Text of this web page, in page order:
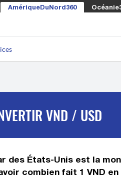
AmériqueDuNord360
VND / USD
des États-Unis est la
combien fait 1 VND